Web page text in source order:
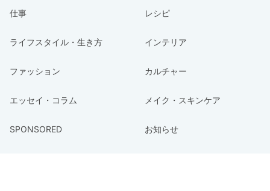
仕事 レシピ
ライフスタイル・生き方 インテリア
ファッション カルチャー
エッセイ・コラム メイク・スキンケア
SPONSORED お知らせ